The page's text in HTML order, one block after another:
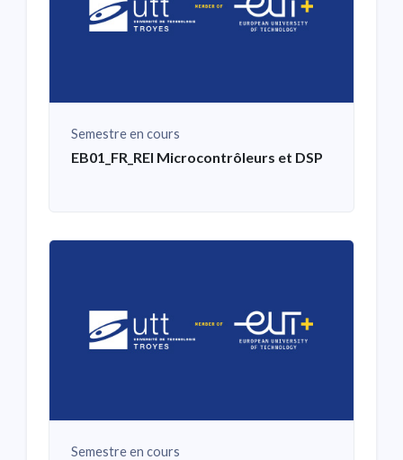
Semestre en cours
EB01_FR_REI Microcontrôleurs et DSP
Semestre en cours